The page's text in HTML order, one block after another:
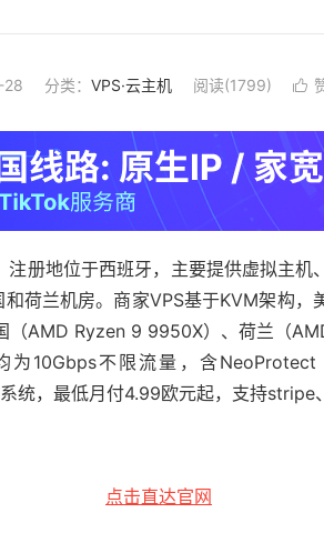
28 分类： VPS·云主机 阅读(1799) 
册地位于西班牙，主要提供虚拟主机
荷兰机房。商家VPS基于KVM架构，
AMD Ryzen 9 9950X）、荷兰（
为10Gbps不限流量，含
统，最低月付4.99欧元起，支持stripe
点击直达官网